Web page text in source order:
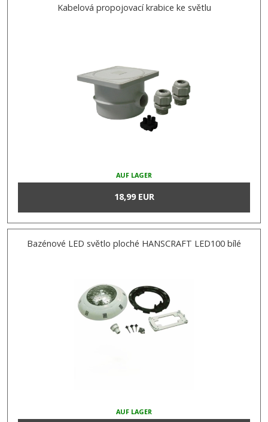
Kabelová propojovací krabice ke světlu
AUF LAGER
18,99 EUR
Bazénové LED světlo ploché HANSCRAFT LED100 bílé
AUF LAGER